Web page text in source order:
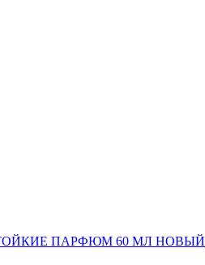
ПАРФЮМ 60 МЛ НОВЫЙ